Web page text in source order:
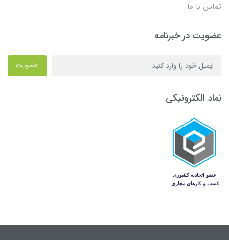
تماس با ما
عضویت در خبرنامه
عضویت
نماد الکترونیکی